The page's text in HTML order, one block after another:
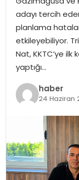
MAGAZIN
DÜNYA
OTOMOBIL
adayı tercih
planlama
etkileyebiliyor.
Nat, KKTC’ye ilk
yaptığı…
haber
24 Haziran